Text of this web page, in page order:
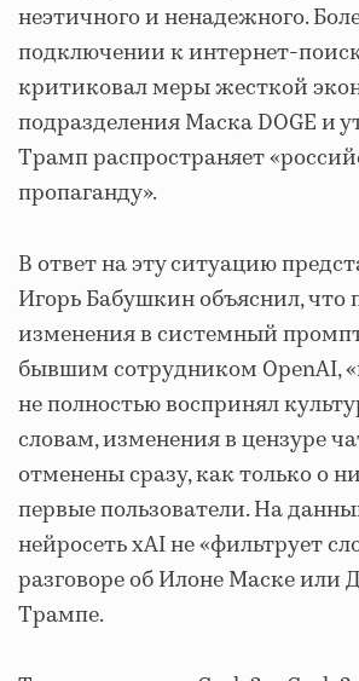
неэтичного и ненадежного.
подключении к интернет-
критиковал меры жесткой
подразделения Маска DOGE и
Трамп распространяет
пропаганду».
В ответ на эту ситуацию
Игорь Бабушкин объяснил, что
изменения в системный
бывшим сотрудником OpenAI,
не полностью воспринял
словам, изменения в цензуре
отменены сразу, как только о
первые пользователи. На
нейросеть xAI не «фильтрует
разговоре об Илоне Маске или
Трампе.